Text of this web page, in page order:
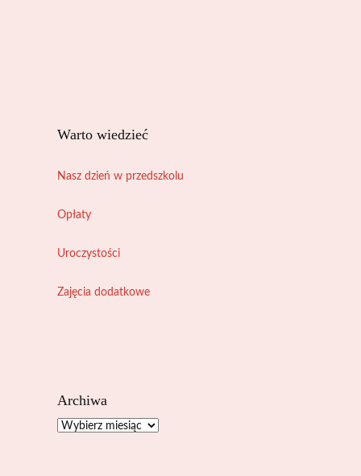
Warto wiedzieć
Nasz dzień w przedszkolu
Opłaty
Uroczystości
Zajęcia dodatkowe
Archiwa
Archiwa